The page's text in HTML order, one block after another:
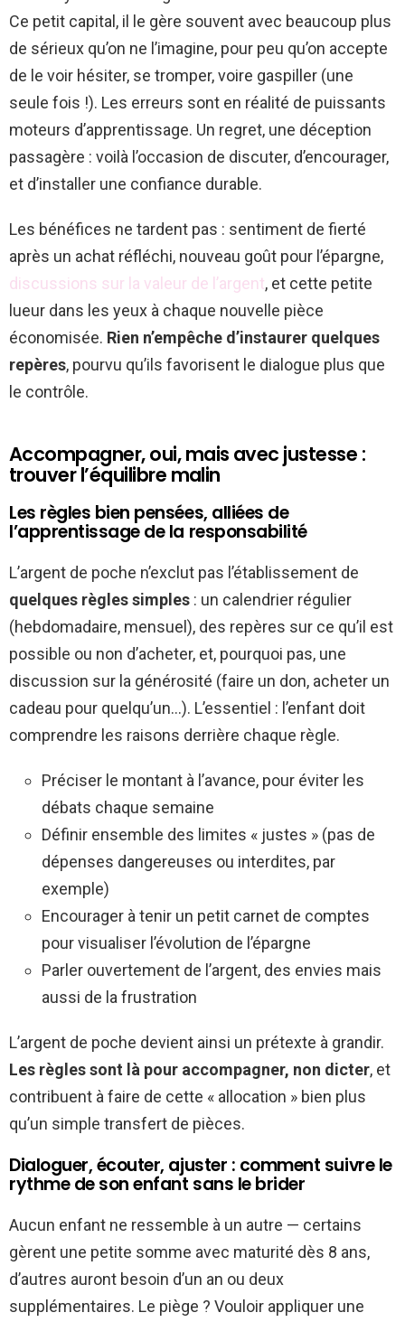
Ce petit capital, il le gère souvent avec beaucoup plus
de sérieux qu’on ne l’imagine, pour peu qu’on accepte
de le voir hésiter, se tromper, voire gaspiller (une
seule fois !). Les erreurs sont en réalité de puissants
moteurs d’apprentissage. Un regret, une déception
passagère : voilà l’occasion de discuter, d’encourager,
et d’installer une confiance durable.
Les bénéfices ne tardent pas : sentiment de fierté
après un achat réfléchi, nouveau goût pour l’épargne,
discussions sur la valeur de l’argent, et cette petite
lueur dans les yeux à chaque nouvelle pièce
économisée. Rien n’empêche d’instaurer quelques
repères, pourvu qu’ils favorisent le dialogue plus que
le contrôle.
Accompagner, oui, mais avec justesse :
trouver l’équilibre malin
Les règles bien pensées, alliées de
l’apprentissage de la responsabilité
L’argent de poche n’exclut pas l’établissement de
quelques règles simples : un calendrier régulier
(hebdomadaire, mensuel), des repères sur ce qu’il est
possible ou non d’acheter, et, pourquoi pas, une
discussion sur la générosité (faire un don, acheter un
cadeau pour quelqu’un…). L’essentiel : l’enfant doit
comprendre les raisons derrière chaque règle.
Préciser le montant à l’avance, pour éviter les
débats chaque semaine
Définir ensemble des limites « justes » (pas de
dépenses dangereuses ou interdites, par
exemple)
Encourager à tenir un petit carnet de comptes
pour visualiser l’évolution de l’épargne
Parler ouvertement de l’argent, des envies mais
aussi de la frustration
L’argent de poche devient ainsi un prétexte à grandir.
Les règles sont là pour accompagner, non dicter, et
contribuent à faire de cette « allocation » bien plus
qu’un simple transfert de pièces.
Dialoguer, écouter, ajuster : comment suivre le
rythme de son enfant sans le brider
Aucun enfant ne ressemble à un autre — certains
gèrent une petite somme avec maturité dès 8 ans,
d’autres auront besoin d’un an ou deux
supplémentaires. Le piège ? Vouloir appliquer une